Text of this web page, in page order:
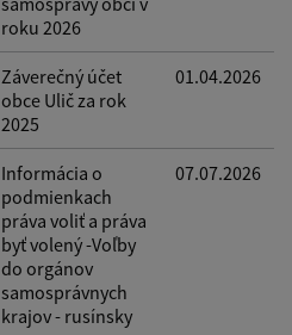
roku 2026
Záverečný účet
obce Ulič za rok
2025
01.04.2026
Informácia o
podmienkach
práva voliť a práva
byť volený -Voľby
do orgánov
samosprávnych
krajov - rusínsky
07.07.2026